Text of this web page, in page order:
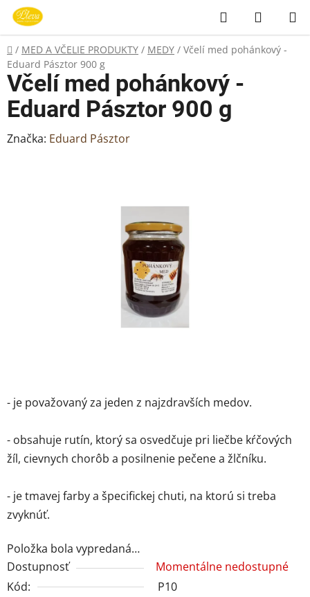
Prejsť
obsah
Hľadať
KOŠÍK
Domov
/ MED A VČELIE PRODUKTY / MEDY / Včelí med pohánkový -
Eduard Pásztor 900 g
- je považovaný za jeden z najzdravších medov.
- obsahuje rutín, ktorý sa osvedčuje pri liečbe kŕčových
žíl, cievnych chorôb a posilnenie pečene a žlčníku.
- je tmavej farby a špecifickej chuti, na ktorú si treba
zvyknúť.
Položka bola vypredaná…
Dostupnosť
Momentálne nedostupné
Kód:
P10
Včelí med pohánkový -
Eduard Pásztor 900 g
Značka: Eduard Pásztor